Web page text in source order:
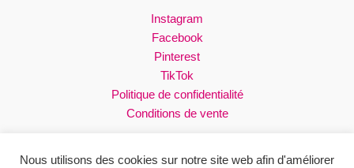
Instagram
Facebook
Pinterest
TikTok
Politique de confidentialité
Conditions de vente
Nous utilisons des cookies sur notre site web afin d'améliorer